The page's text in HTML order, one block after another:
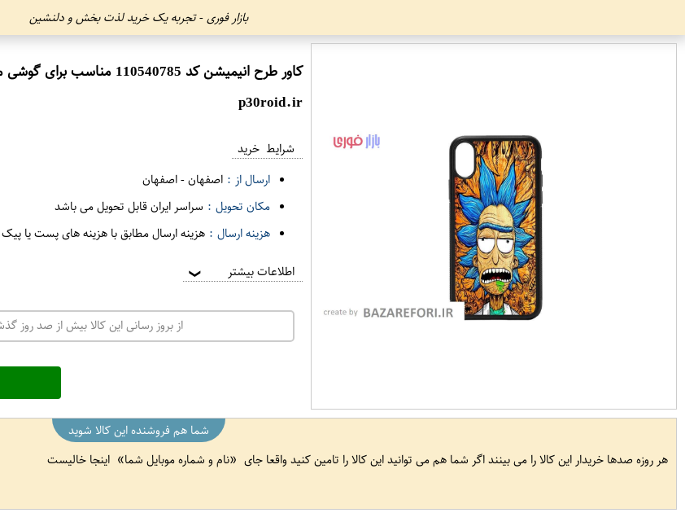
بازار فوری - تجربه یک خرید لذت بخش و دلنشین
کاور طرح انیمیشن کد 110540785 مناسب برای گوشی موبایل اپل iphone xr
p30roid.ir
شرایط خرید
ارسال از : اصفهان-اصفهان
مکان تحویل : سراسر ایران قابل تحویل می باشد
هزینه ارسال : هزینه ارسال مطابق با هزینه های پست یا
اطلاعات بیشتر ❯
از بروز رسانی این کالا بیش از صد روز
شما هم فروشنده این کالا شوید
هر روزه صدها خریدار این کالا را می بینند اگر شما هم می توانید این کالا را تامین کنید واقعا جای
نام و شماره موبایل شما اینجا خالیست